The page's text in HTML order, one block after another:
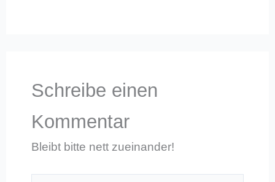
Schreibe einen
Kommentar
Bleibt bitte nett zueinander!